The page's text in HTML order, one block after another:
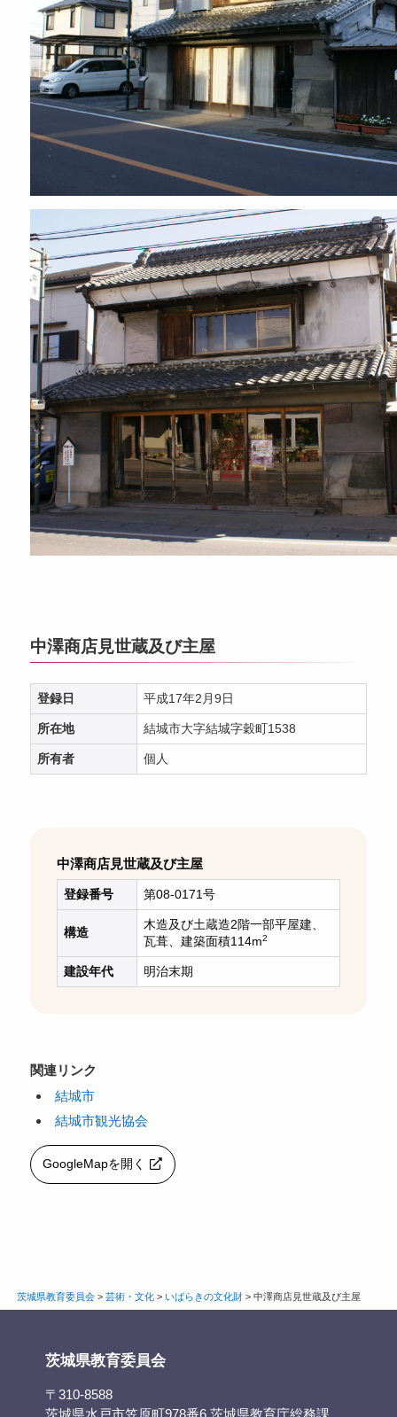
中澤商店見世蔵及び主屋
登録日 平成17年2月9日
所在地 結城市大字結城字穀町1538
所有者 個人
中澤商店見世蔵及び主屋
登録番号 第08-0171号
構造
木造及び土蔵造2階一部平屋建、
瓦葺、建築面積114m2
建設年代 明治末期
関連リンク
結城市
結城市観光協会
GoogleMapを開く
茨城県教育委員会> 芸術・文化> いばらきの文化財> 中澤商店見世蔵及び主屋
茨城県教育委員会
〒310-8588